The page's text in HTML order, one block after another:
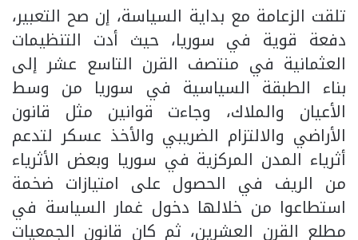
تلقت الزعامة مع بداية السياسة، إن صح التعبير،
دفعة قوية في سوريا، حيث أدت التنظيمات
العثمانية في منتصف القرن التاسع عشر إلى
بناء الطبقة السياسية في سوريا من وسط
الأعيان والملاك، وجاءت قوانين مثل قانون
الأراضي والالتزام الضريبي والأخذ عسكر لتدعم
أثرياء المدن المركزية في سوريا وبعض الأثرياء
من الريف في الحصول على امتيازات ضخمة
استطاعوا من خلالها دخول غمار السياسة في
مطلع القرن العشرين، ثم كان قانون الجمعيات